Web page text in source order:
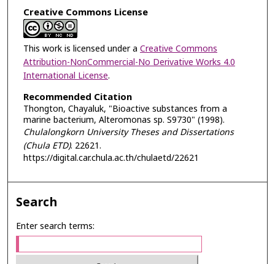
Creative Commons License
This work is licensed under a Creative Commons
Attribution-NonCommercial-No Derivative Works 4.0
International License.
Recommended Citation
Thongton, Chayaluk, "Bioactive substances from a
marine bacterium, Alteromonas sp. S9730" (1998).
Chulalongkorn University Theses and Dissertations
(Chula ETD). 22621.
https://digital.car.chula.ac.th/chulaetd/22621
Search
Enter search terms: